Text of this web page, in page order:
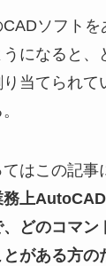
ソフト
になると、
当てられて
はこの記事
務上
どのコマ
がある方の